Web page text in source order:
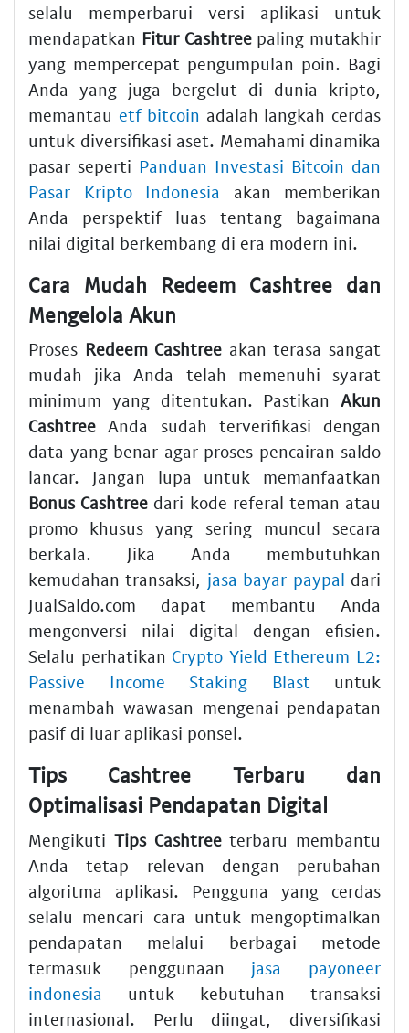
selalu memperbarui versi aplikasi untuk
mendapatkan Fitur Cashtreepaling mutakhir
yang mempercepat pengumpulan poin. Bagi
Anda yang juga bergelut di dunia kripto,
memantau etf bitcoin adalah langkah cerdas
untuk diversifikasi aset. Memahami dinamika
pasar seperti Panduan Investasi Bitcoin dan
Pasar Kripto Indonesia akan memberikan
Anda perspektif luas tentang bagaimana
nilai digital berkembang di era modern ini.
Cara Mudah Redeem Cashtree dan
Mengelola Akun
Proses Redeem Cashtree akan terasa sangat
mudah jika Anda telah memenuhi syarat
minimum yang ditentukan. Pastikan Akun
Cashtree Anda sudah terverifikasi dengan
data yang benar agar proses pencairan saldo
lancar. Jangan lupa untuk memanfaatkan
Bonus Cashtree dari kode referal teman atau
promo khusus yang sering muncul secara
berkala. Jika Anda membutuhkan
kemudahan transaksi, jasa bayar paypal dari
JualSaldo.com dapat membantu Anda
mengonversi nilai digital dengan efisien.
Selalu perhatikan Crypto Yield Ethereum L2:
Passive Income Staking Blast untuk
menambah wawasan mengenai pendapatan
pasif di luar aplikasi ponsel.
Tips Cashtree Terbaru dan
Optimalisasi Pendapatan Digital
Mengikuti Tips Cashtreeterbaru membantu
Anda tetap relevan dengan perubahan
algoritma aplikasi. Pengguna yang cerdas
selalu mencari cara untuk mengoptimalkan
pendapatan melalui berbagai metode
termasuk penggunaan jasa payoneer
indonesia untuk kebutuhan transaksi
internasional. Perlu diingat, diversifikasi